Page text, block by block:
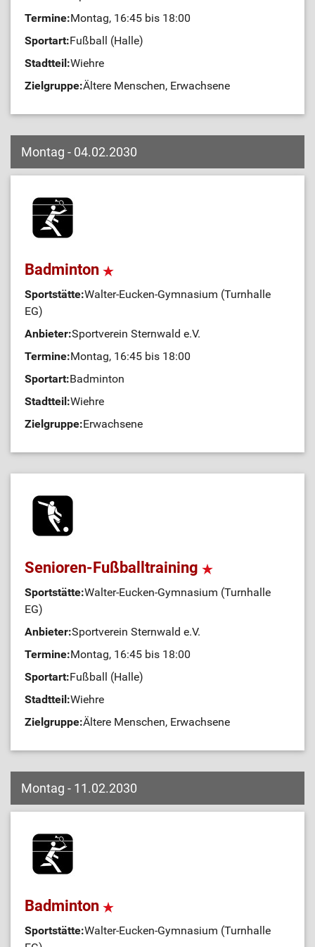
Termine:Montag, 16:45 bis 18:00
Sportart:Fußball (Halle)
Stadtteil:Wiehre
Zielgruppe:Ältere Menschen, Erwachsene
Montag - 04.02.2030
Badminton
Sportstätte:Walter-Eucken-Gymnasium (Turnhalle
EG)
Anbieter:Sportverein Sternwald e.V.
Termine:Montag, 16:45 bis 18:00
Sportart:Badminton
Stadtteil:Wiehre
Zielgruppe:Erwachsene
Senioren-Fußballtraining
Sportstätte:Walter-Eucken-Gymnasium (Turnhalle
EG)
Anbieter:Sportverein Sternwald e.V.
Termine:Montag, 16:45 bis 18:00
Sportart:Fußball (Halle)
Stadtteil:Wiehre
Zielgruppe:Ältere Menschen, Erwachsene
Montag - 11.02.2030
Badminton
Sportstätte:Walter-Eucken-Gymnasium (Turnhalle